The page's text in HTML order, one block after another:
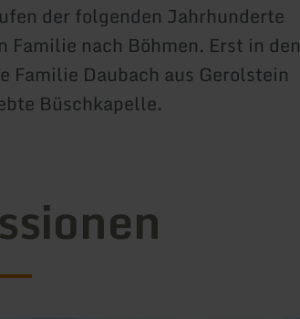
der folgenden Jahrhunderte
nach Böhmen. Erst in den
Daubach aus Gerolstein
Büschkapelle.